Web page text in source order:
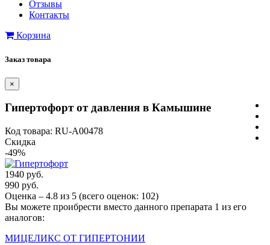
Отзывы
Контакты
Корзина
Заказ товара
×
Гипертофорт от давления в Камышине
Код товара: RU-A00478
Скидка
-49%
1940 руб.
990 руб.
Оценка – 4.8 из 5 (всего оценок: 102)
Вы можете проибрести вместо данного препарата 1 из его
аналогов:
МИЦЕЛИКС ОТ ГИПЕРТОНИИ